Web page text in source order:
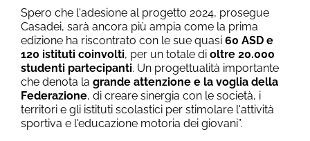
Spero che l'adesione al progetto 2024, prosegue
Casadei, sarà ancora più ampia come la prima
edizione ha riscontrato con le sue quasi 60 ASD e
120 istituti coinvolti, per un totale di oltre 20.000
studenti partecipanti. Un progettualità importante
che denota la grande attenzione e la voglia della
Federazione, di creare sinergia con le società, i
territori e gli istituti scolastici per stimolare l'attività
sportiva e l'educazione motoria dei giovani”.